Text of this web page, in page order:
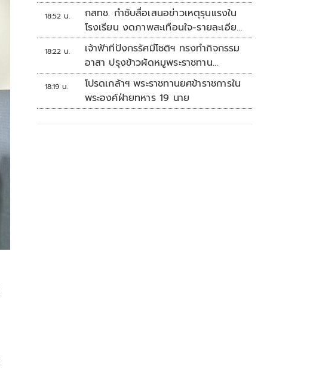
18:52 น.
กสทช. กำชับสื่อเสนอข่าวเหตุรุนแรงใน
โรงเรียน งดภาพสะเทือนใจ-รายละเอียด
เสี่ยงเลียนแบบ
18:22 น.
เจ้าฟ้าทีปังกรรัศมีโชติฯ ทรงทำกิจกรรม
อาสา ปรุงข้าวผัดหมูพระราชทาน
ประชาชน
18:19 น.
โปรดเกล้าฯ พระราชทานยศข้าราชการใน
พระองค์ฝ่ายทหาร 19 นาย